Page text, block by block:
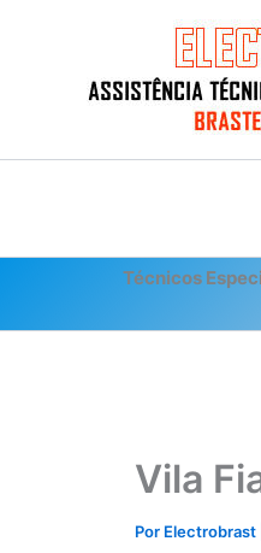
Técnicos
Vila
Por Electrobrast